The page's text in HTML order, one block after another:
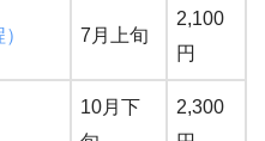
7月上旬
2,100
円
10月下
2,300